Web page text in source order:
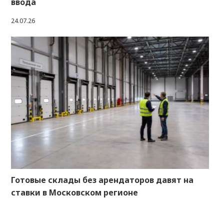
24.07.26
Готовые склады без арендаторов давят на
ставки в Московском регионе